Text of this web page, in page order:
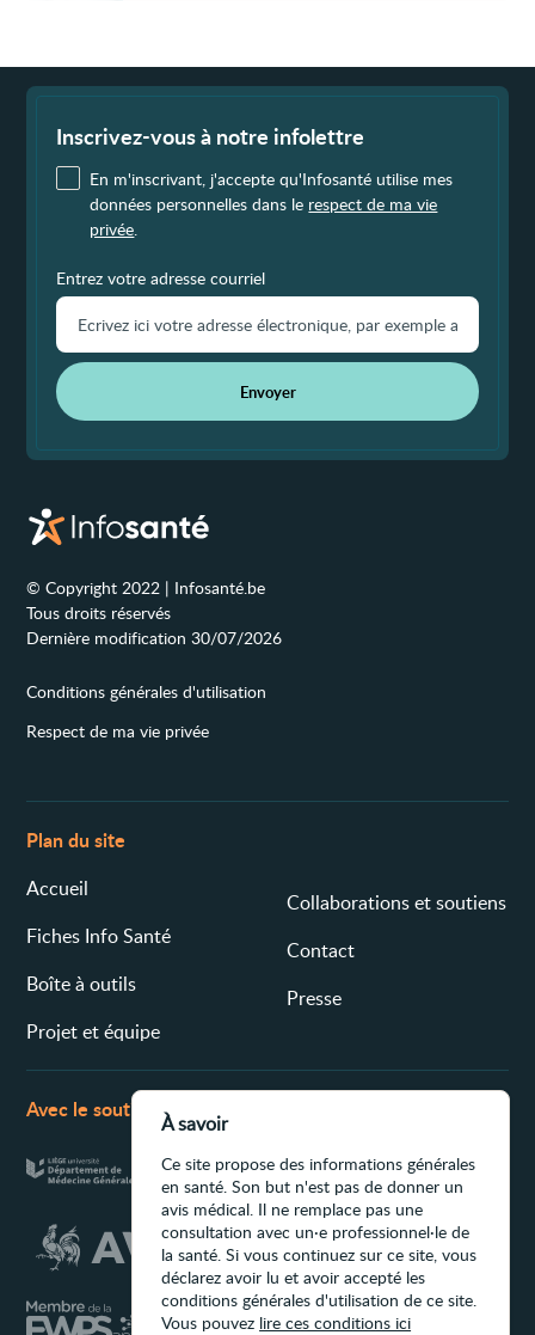
Inscrivez-vous à notre infolettre
En m'inscrivant, j'accepte qu'Infosanté utilise mes
données personnelles dans le respect de ma vie
privée
Entrez votre adresse courriel
Envoyer
© Copyright 2022 | Infosanté.be
Tous droits réservés
Dernière modification 30/07/2026
Conditions générales d'utilisation
Respect de ma vie privée
Plan du site
Accueil
Fiches Info Santé
Boîte à outils
Projet et équipe
Collaborations et soutiens
Contact
Presse
Avec le soutien de
À savoir
Ce site propose des informations générales
en santé. Son but n'est pas de donner un
avis médical. Il ne remplace pas une
consultation avec un·e professionnel·le de
la santé. Si vous continuez sur ce site, vous
déclarez avoir lu et avoir accepté les
conditions générales d'utilisation de ce site.
Vous pouvez lire ces conditions ici